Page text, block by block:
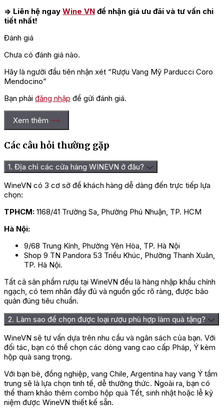
=> Liên hệ ngay Wine VN để nhận giá ưu đãi và tư vấn chi
tiết nhất!
Đánh giá
Chưa có đánh giá nào.
Hãy là người đầu tiên nhận xét “Rượu Vang Mỹ Parducci Coro
Mendocino”
Bạn phải đăng nhập để gửi đánh giá.
Xem thêm
Các câu hỏi thường gặp
1. Địa chỉ các cửa hàng WINEVN ở đâu?
WineVN có 3 cơ sở để khách hàng dễ dàng đến trực tiếp lựa
chọn:
TPHCM: 1168/41 Trường Sa, Phường Phú Nhuận, TP. HCM
Hà Nội:
9/68 Trung Kính, Phường Yên Hòa, TP. Hà Nội
Shop 9 TN Pandora 53 Triều Khúc, Phường Thanh Xuân,
TP. Hà Nội.
Tất cả sản phẩm rượu tại WineVN đều là hàng nhập khẩu chính
ngạch, có tem nhãn đầy đủ và nguồn gốc rõ ràng, được bảo
quản đúng tiêu chuẩn.
2. Làm sao để chọn được loại rượu phù hợp làm quà tặng?
WineVN sẽ tư vấn dựa trên nhu cầu và ngân sách của bạn. Với
đối tác, bạn có thể chọn các dòng vang cao cấp Pháp, Ý kèm
hộp quà sang trọng.
Với bạn bè, đồng nghiệp, vang Chile, Argentina hay vang Ý tầm
trung sẽ là lựa chọn tinh tế, dễ thưởng thức. Ngoài ra, bạn có
thể tham khảo thêm combo hộp quà Tết, sinh nhật hoặc lễ kỷ
niệm được WineVN thiết kế sẵn.